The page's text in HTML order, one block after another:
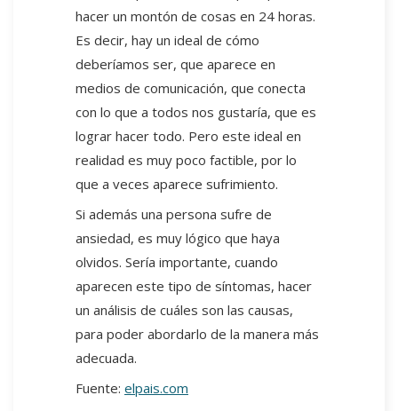
hacer un montón de cosas en 24 horas.
Es decir, hay un ideal de cómo
deberíamos ser, que aparece en
medios de comunicación, que conecta
con lo que a todos nos gustaría, que es
lograr hacer todo. Pero este ideal en
realidad es muy poco factible, por lo
que a veces aparece sufrimiento.
Si además una persona sufre de
ansiedad, es muy lógico que haya
olvidos. Sería importante, cuando
aparecen este tipo de síntomas, hacer
un análisis de cuáles son las causas,
para poder abordarlo de la manera más
adecuada.
Fuente: elpais.com